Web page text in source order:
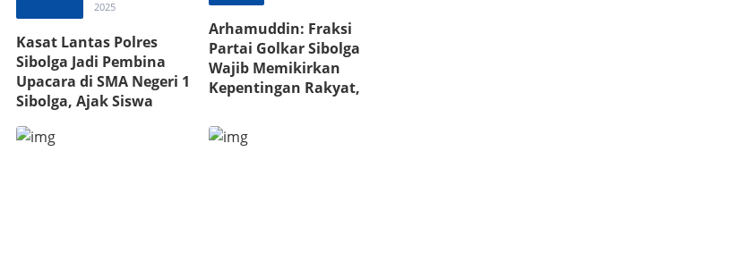
2025
Kasat Lantas Polres
Sibolga Jadi Pembina
Upacara di SMA Negeri 1
Sibolga, Ajak Siswa
Jauhi Tawuran
Arhamuddin: Fraksi
Partai Golkar Sibolga
Wajib Memikirkan
Kepentingan Rakyat,
Tinggal di Atas Laut